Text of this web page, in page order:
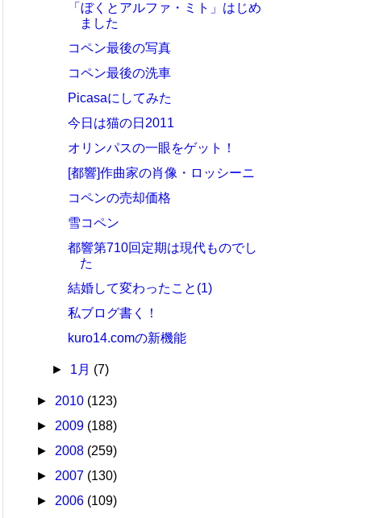
「ぼくとアルファ・ミト」はじめ
ました
コペン最後の写真
コペン最後の洗車
Picasaにしてみた
今日は猫の日2011
オリンパスの一眼をゲット！
[都響]作曲家の肖像・ロッシーニ
コペンの売却価格
雪コペン
都響第710回定期は現代ものでし
た
結婚して変わったこと(1)
私ブログ書く！
kuro14.comの新機能
► 1月 (7)
► 2010 (123)
► 2009 (188)
► 2008 (259)
► 2007 (130)
► 2006 (109)